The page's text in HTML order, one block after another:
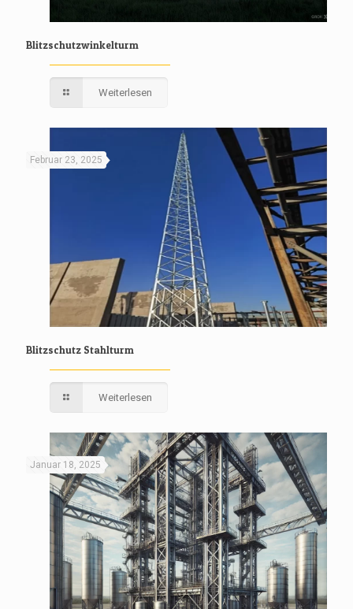
Blitzschutzwinkelturm
Weiterlesen
Februar 23, 2025
Blitzschutz Stahlturm
Weiterlesen
Januar 18, 2025